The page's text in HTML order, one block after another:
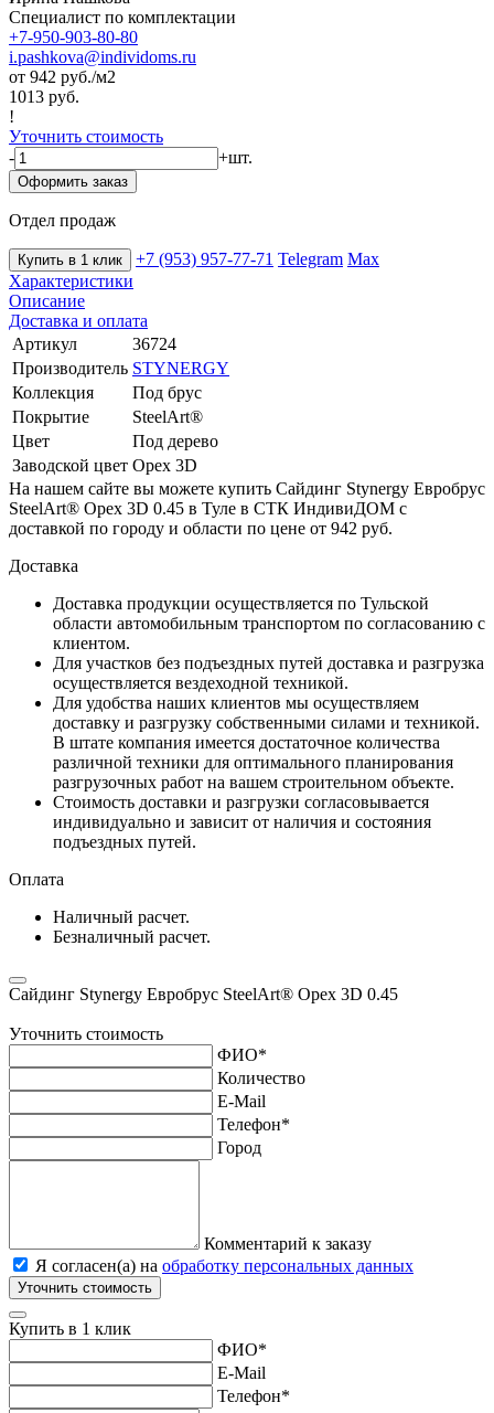
Специалист по комплектации
+7-950-903-80-80
i.pashkova@individoms.ru
от 942 руб./м2
1013 руб.
!
Уточнить стоимость
-
+шт.
Оформить заказ
Отдел продаж
Купить в 1 клик +7 (953) 957-77-71 Telegram Max
Характеристики
Описание
Доставка и оплата
Артикул
36724
Производитель STYNERGY
Коллекция
Под брус
Покрытие
SteelArt®
Цвет
Под дерево
Заводской цвет Орех 3D
На нашем сайте вы можете купить Сайдинг Stynergy Евробрус
SteelArt® Орех 3D 0.45 в Туле в СТК ИндивиДОМ с
доставкой по городу и области по цене от 942 руб.
Доставка
Доставка продукции осуществляется по Тульской
области автомобильным транспортом по согласованию с
клиентом.
Для участков без подъездных путей доставка и разгрузка
осуществляется вездеходной техникой.
Для удобства наших клиентов мы осуществляем
доставку и разгрузку собственными силами и техникой.
В штате компания имеется достаточное количества
различной техники для оптимального планирования
разгрузочных работ на вашем строительном объекте.
Стоимость доставки и разгрузки согласовывается
индивидуально и зависит от наличия и состояния
подъездных путей.
Оплата
Наличный расчет.
Безналичный расчет.
Сайдинг Stynergy Евробрус SteelArt® Орех 3D 0.45
Уточнить стоимость
ФИО*
Количество
E-Mail
Телефон*
Город
Комментарий к заказу
Я согласен(а) на обработку персональных данных
Уточнить стоимость
Купить в 1 клик
ФИО*
E-Mail
Телефон*